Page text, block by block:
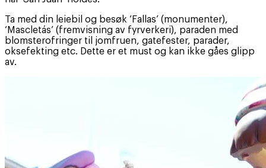
Ta med din leiebil og besøk ‘Fallas’ (monumenter),
‘Mascletás’ (fremvisning av fyrverkeri), paraden med
blomsterofringer til jomfruen, gatefester, parader,
oksefekting etc. Dette er et must og kan ikke gåes glipp
av.